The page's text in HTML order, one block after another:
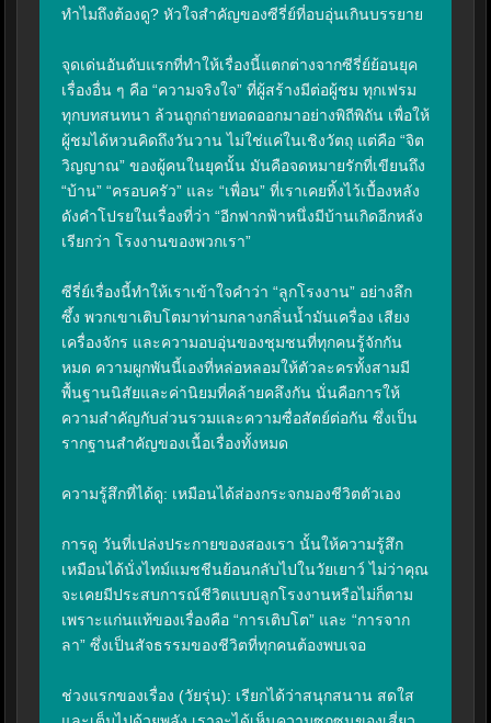
ทำไมถึงต้องดู? หัวใจสำคัญของซีรี่ย์ที่อบอุ่นเกินบรรยาย
จุดเด่นอันดับแรกที่ทำให้เรื่องนี้แตกต่างจากซีรี่ย์ย้อนยุค
เรื่องอื่น ๆ คือ “ความจริงใจ” ที่ผู้สร้างมีต่อผู้ชม ทุกเฟรม
ทุกบทสนทนา ล้วนถูกถ่ายทอดออกมาอย่างพิถีพิถัน เพื่อให้
ผู้ชมได้หวนคิดถึงวันวาน ไม่ใช่แค่ในเชิงวัตถุ แต่คือ “จิต
วิญญาณ” ของผู้คนในยุคนั้น มันคือจดหมายรักที่เขียนถึง
“บ้าน” “ครอบครัว” และ “เพื่อน” ที่เราเคยทิ้งไว้เบื้องหลัง
ดังคำโปรยในเรื่องที่ว่า “อีกฟากฟ้าหนึ่งมีบ้านเกิดอีกหลัง
เรียกว่า โรงงานของพวกเรา”
ซีรี่ย์เรื่องนี้ทำให้เราเข้าใจคำว่า “ลูกโรงงาน” อย่างลึก
ซึ้ง พวกเขาเติบโตมาท่ามกลางกลิ่นน้ำมันเครื่อง เสียง
เครื่องจักร และความอบอุ่นของชุมชนที่ทุกคนรู้จักกัน
หมด ความผูกพันนี้เองที่หล่อหลอมให้ตัวละครทั้งสามมี
พื้นฐานนิสัยและค่านิยมที่คล้ายคลึงกัน นั่นคือการให้
ความสำคัญกับส่วนรวมและความซื่อสัตย์ต่อกัน ซึ่งเป็น
รากฐานสำคัญของเนื้อเรื่องทั้งหมด
ความรู้สึกที่ได้ดู: เหมือนได้ส่องกระจกมองชีวิตตัวเอง
การดู วันที่เปล่งประกายของสองเรา นั้นให้ความรู้สึก
เหมือนได้นั่งไทม์แมชชีนย้อนกลับไปในวัยเยาว์ ไม่ว่าคุณ
จะเคยมีประสบการณ์ชีวิตแบบลูกโรงงานหรือไม่ก็ตาม
เพราะแก่นแท้ของเรื่องคือ “การเติบโต” และ “การจาก
ลา” ซึ่งเป็นสัจธรรมของชีวิตที่ทุกคนต้องพบเจอ
ช่วงแรกของเรื่อง (วัยรุ่น): เรียกได้ว่าสนุกสนาน สดใส